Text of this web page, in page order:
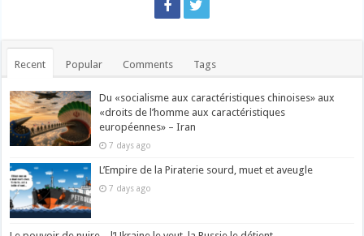
Recent Popular Comments Tags
Du «socialisme aux caractéristiques chinoises» aux
«droits de l’homme aux caractéristiques
européennes» – Iran
7 days ago
L’Empire de la Piraterie sourd, muet et aveugle
7 days ago